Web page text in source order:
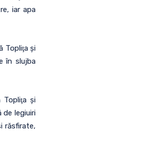
iar apa
Topliţa şi
în slujba
Topliţa şi
de legiuiri
răsfirate,